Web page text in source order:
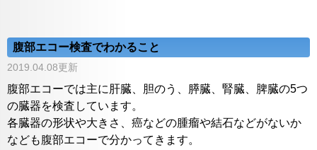
腹部エコー検査でわかること
2019.04.08更新
腹部エコーでは主に肝臓、胆のう、膵臓、腎臓、脾臓の5つ
の臓器を検査しています。
各臓器の形状や大きさ、癌などの腫瘤や結石などがないか
なども腹部エコーで分かってきます。